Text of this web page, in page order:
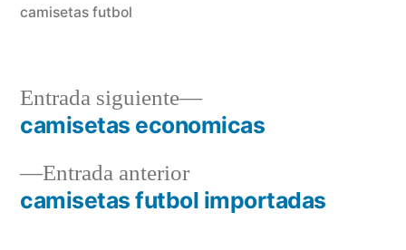
camisetas futbol
Navegación
deEntrada anteriorEntrada
anterior:
camisetas futbol importadas
Entrada siguiente
Entrada
siguiente:
camisetas economicas